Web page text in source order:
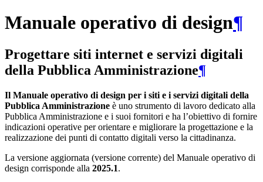
Manuale operativo di design¶
Progettare siti internet e servizi digitali
della Pubblica Amministrazione¶
Il Manuale operativo di design per i siti e i servizi digitali della
Pubblica Amministrazione è uno strumento di lavoro dedicato alla
Pubblica Amministrazione e i suoi fornitori e ha l’obiettivo di fornire
indicazioni operative per orientare e migliorare la progettazione e la
realizzazione dei punti di contatto digitali verso la cittadinanza.
La versione aggiornata (versione corrente) del Manuale operativo di
design corrisponde alla 2025.1.